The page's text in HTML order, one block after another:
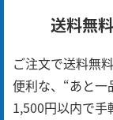
送料無
ご注文で送料無
便利な、“あと一
1,500円以内で